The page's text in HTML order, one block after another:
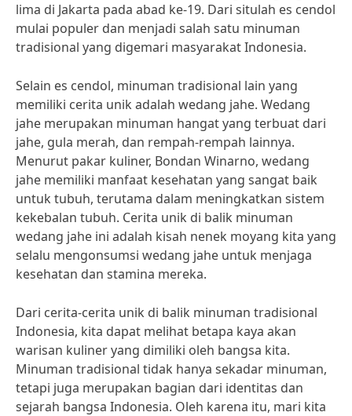
lima di Jakarta pada abad ke-19. Dari situlah es cendol
mulai populer dan menjadi salah satu minuman
tradisional yang digemari masyarakat Indonesia.
Selain es cendol, minuman tradisional lain yang
memiliki cerita unik adalah wedang jahe. Wedang
jahe merupakan minuman hangat yang terbuat dari
jahe, gula merah, dan rempah-rempah lainnya.
Menurut pakar kuliner, Bondan Winarno, wedang
jahe memiliki manfaat kesehatan yang sangat baik
untuk tubuh, terutama dalam meningkatkan sistem
kekebalan tubuh. Cerita unik di balik minuman
wedang jahe ini adalah kisah nenek moyang kita yang
selalu mengonsumsi wedang jahe untuk menjaga
kesehatan dan stamina mereka.
Dari cerita-cerita unik di balik minuman tradisional
Indonesia, kita dapat melihat betapa kaya akan
warisan kuliner yang dimiliki oleh bangsa kita.
Minuman tradisional tidak hanya sekadar minuman,
tetapi juga merupakan bagian dari identitas dan
sejarah bangsa Indonesia. Oleh karena itu, mari kita